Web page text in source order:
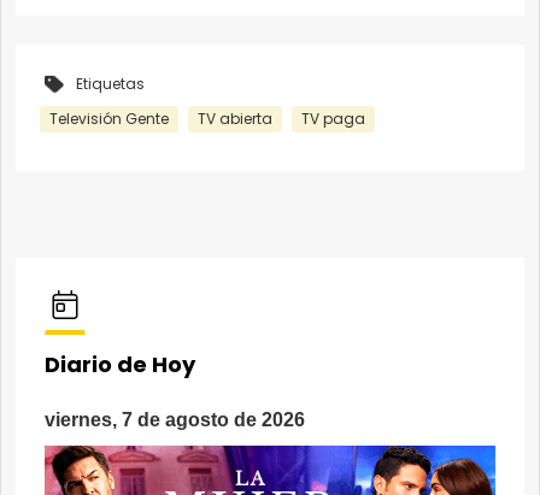
Etiquetas
Televisión Gente
TV abierta TV paga
Diario de Hoy
viernes, 7 de agosto de 2026